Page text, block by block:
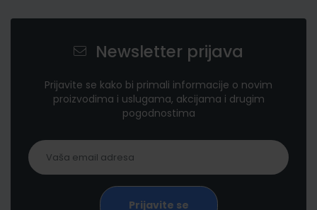
Newsletter prijava
Prijavite se kako bi primali informacije o novim
proizvodima i uslugama, akcijama i drugim
pogodnostima